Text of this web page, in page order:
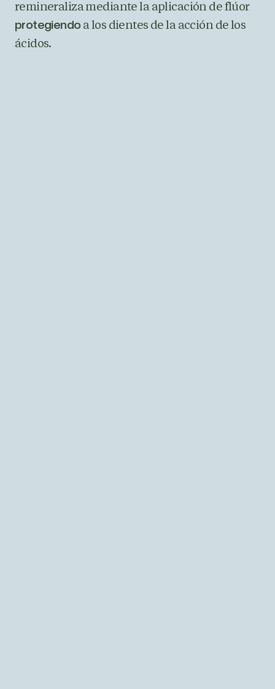
remineraliza mediante la aplicación de flúor
protegiendoa los dientes de la acción de los
ácidos.